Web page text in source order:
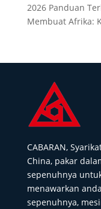
2026 Panduan
Membuat Afrika:
CABARAN,
China, pakar
sepenuhnya
menawarkan
sepenuhnya,